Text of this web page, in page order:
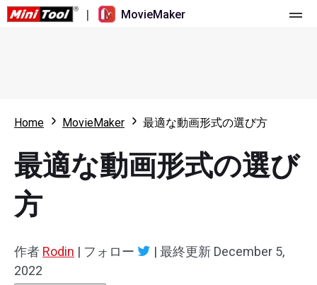
| MovieMaker
概要
マルチトラック動画編集
アスペクト比
速度変更/リバース
ユーザーマニュアル
ビデオ編集のヒント
動画ツール
画面録画ツール
動画変換ツール
オンライン動画ダウンロード ツール
Home MovieMaker 最適な動画形式の選び方
最適な動画形式の選び
方
作者 Rodin | フォロー | 最終更新 December 5,
2022